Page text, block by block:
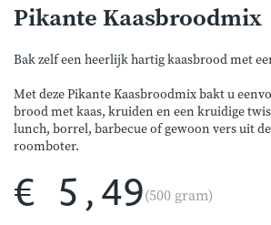
Pikante Kaasbroodmix
Bak zelf een heerlijk hartig kaasbrood met
Met deze Pikante Kaasbroodmix bakt u
brood met kaas, kruiden en een kruidige
lunch, borrel, barbecue of gewoon vers uit
roomboter.
€ 5,49(500 gram)